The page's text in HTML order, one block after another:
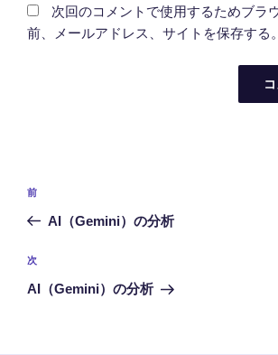
次回のコメントで使用するためブラ
前、メールアドレス、サイトを保存する。
投
ビ
ゲ
前
の
稿
前
AI（Gemini）の分析
次
の
次
AI（Gemini）の分析